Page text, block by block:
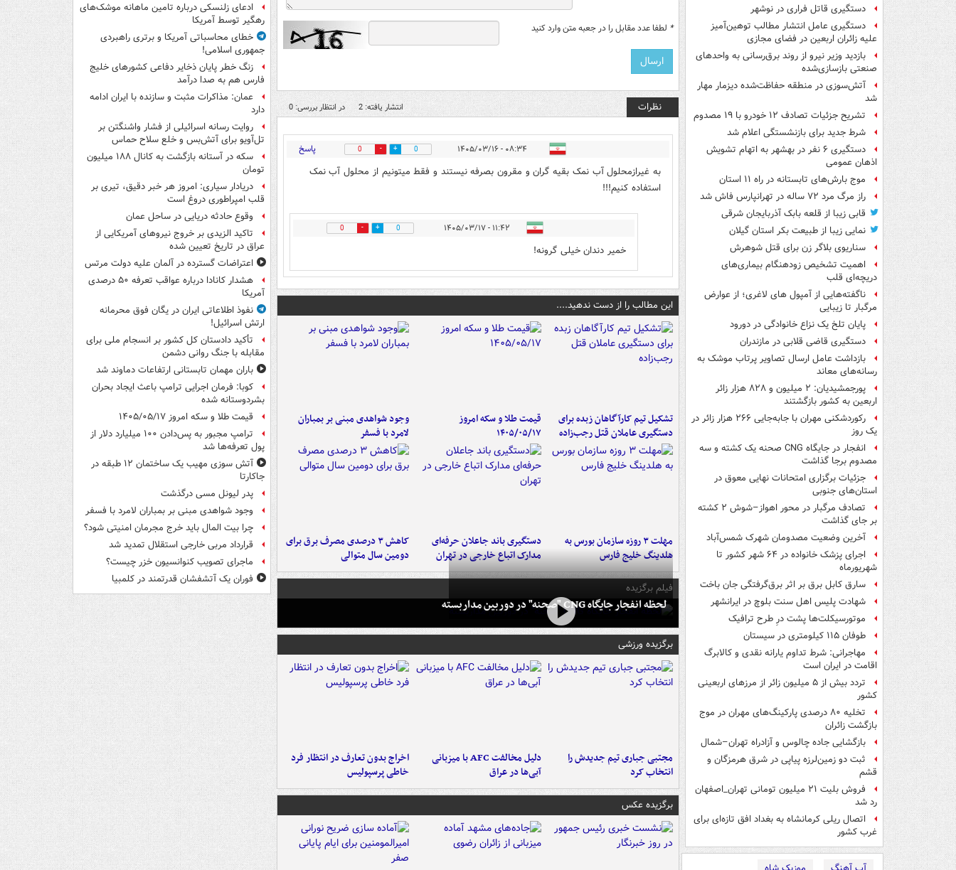
دستگیری قاتل فراری در نوشهر
دستگیری عامل انتشار مطالب توهین‌آمیز
علیه زائران اربعین در فضای مجازی
بازدید وزیر نیرو از روند برق‌رسانی به واحدهای
صنعتی بازسازی‌شده
آتش‌سوزی در منطقه حفاظت‌شده دیزمار مهار
شد
تشریح جزئیات تصادف ۱۲ خودرو با ۱۹ مصدوم
شرط جدید برای بازنشستگی اعلام شد
دستگیری ۶ نفر در بهشهر به اتهام تشویش
اذهان عمومی
موج بارش‌های تابستانه در راه ۱۱ استان
راز مرگ مرد ۷۲ ساله در تهرانپارس فاش شد
قابی زیبا از قلعه بابک آذربایجان شرقی
نمایی زیبا از طبیعت بکر استان گیلان
سناریوی بلاگر زن برای قتل شوهرش
اهمیت تشخیص زودهنگام بیماری‌های
دریچه‌ای قلب
ناگفته‌هایی از آمپول های لاغری؛ از عوارض
مرگبار تا زیبایی
پایان تلخ یک نزاع خانوادگی در دورود
دستگیری قاضی قلابی در مازندران
بازداشت عامل ارسال تصاویر پرتاب موشک به
رسانه‌های معاند
پورجمشیدیان: ۲ میلیون و ۸۲۸ هزار زائر
اربعین به کشور بازگشتند
رکوردشکنی مهران با جابه‌جایی ۲۶۶ هزار زائر در
یک روز
انفجار در جایگاه CNG صحنه یک کشته و سه
مصدوم برجا گذاشت
جزئیات برگزاری امتحانات نهایی معوق در
استان‌های جنوبی
تصادف مرگبار در محور اهواز–شوش ۲ کشته
بر جای گذاشت
آخرین وضعیت مصدومان شهرک شمس‌آباد
اجرای پزشک خانواده در ۶۴ شهر کشور تا
شهریورماه
سارق کابل برق بر اثر برق‌گرفتگی جان باخت
شهادت پلیس اهل سنت بلوچ در ایرانشهر
موتورسیکلت‌ها پشت درِ طرح ترافیک
طوفان ۱۱۵ کیلومتری در سیستان
مهاجرانی: شرط تداوم یارانه نقدی و کالابرگ
اقامت در ایران است
تردد بیش از ۵ میلیون زائر از مرزهای اربعینی
کشور
تخلیه ۸۰ درصدی پارکینگ‌های مهران در موج
بازگشت زائران
بازگشایی جاده چالوس و آزادراه تهران–شمال
ثبت دو زمین‌لرزه پیاپی در شرق هرمزگان و
قشم
فروش بلیت ۲۱ میلیون تومانی تهران_اصفهان
رد شد
اتصال ریلی کرمانشاه به بغداد افق تازه‌ای برای
غرب کشور
* لطفا عدد مقابل را در جعبه متن وارد کنید
نظرات انتشار یافته: 2 در انتظار بررسی: 0
۰۸:۳۴ - ۱۴۰۵/۰۳/۱۶ 0
0 پاسخ
به غیرازمحلول آب نمک بقیه گران و مقرون بصرفه نیستند و فقط میتونیم از محلول آب نمک
استفاده کنیم!!!
۱۱:۴۲ - ۱۴۰۵/۰۳/۱۷ 0
0
خمیر دندان خیلی گرونه!
این مطالب را از دست ندهید....
تشکیل تیم کارآگاهان زبده برای
دستگیری عاملان قتل رجب‌زاده
قیمت طلا و سکه امروز
۱۴۰۵/۰۵/۱۷
وجود شواهدی مبنی بر بمباران
لامرد با فسفر
مهلت ۳ روزه سازمان بورس به
هلدینگ خلیج فارس
دستگیری باند جاعلان حرفه‌ای
مدارک اتباع خارجی در تهران
کاهش ۳ درصدی مصرف برق برای
دومین سال متوالی
فیلم برگزیده
لحظه انفجار جایگاه CNG "صحنه" در دوربین مداربسته
برگزیده ورزشی
مجتبی جباری تیم جدیدش را
انتخاب کرد
دلیل مخالفت AFC با میزبانی
آبی‌ها در عراق
اخراج بدون تعارف در انتظار فرد
خاطی پرسپولیس
برگزیده عکس
ادعای زلنسکی درباره تامین ماهانه موشک‌های
رهگیر توسط آمریکا
خطای محاسباتی آمریکا و برتری راهبردی
جمهوری اسلامی!
زنگ خطر پایان ذخایر دفاعی کشورهای خلیج
فارس هم به صدا درآمد
عمان: مذاکرات مثبت و سازنده با ایران ادامه
دارد
روایت رسانه اسرائیلی از فشار واشنگتن بر
تل‌آویو برای آتش‌بس و خلع سلاح حماس
سکه در آستانه بازگشت به کانال ۱۸۸ میلیون
تومان
دریادار سیاری: امروز هر خبر دقیق، تیری بر
قلب امپراطوری دروغ است
وقوع حادثه دریایی در ساحل عمان
تاکید الزیدی بر خروج نیروهای آمریکایی از
عراق در تاریخ تعیین شده
اعتراضات گسترده در آلمان علیه دولت مرتس
هشدار کانادا درباره عواقب تعرفه ۵۰ درصدی
آمریکا
نفوذ اطلاعاتی ایران در یگان فوق محرمانه
ارتش اسرائیل!
تأکید دادستان کل کشور بر انسجام ملی برای
مقابله با جنگ روانی دشمن
باران مهمان تابستانی ارتفاعات دماوند شد
کوبا: فرمان اجرایی ترامپ باعث ایجاد بحران
بشردوستانه شده
قیمت طلا و سکه امروز ۱۴۰۵/۰۵/۱۷
ترامپ مجبور به پس‌دادن ۱۰۰ میلیارد دلار از
پول تعرفه‌ها شد
آتش سوزی مهیب یک ساختمان ۱۲ طبقه در
جاکارتا
پدر لیونل مسی درگذشت
وجود شواهدی مبنی بر بمباران لامرد با فسفر
چرا بیت المال باید خرج مجرمان امنیتی شود؟
قرارداد مربی خارجی استقلال تمدید شد
ماجرای تصویب کنوانسیون خزر چیست؟
فوران یک آتشفشان قدرتمند در کلمبیا